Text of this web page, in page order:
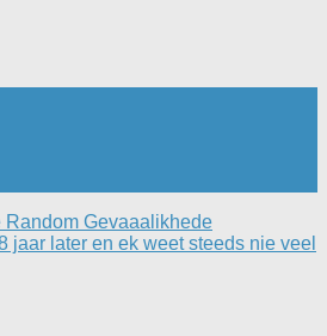
Random Gevaaalikhede
jaar later en ek weet steeds nie veel